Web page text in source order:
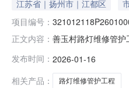
江苏省｜扬州市｜江都区
项目编号：
正文内容： 善玉村路灯维修管
来源已落实，现委
量：
发布时间： 2026-01-16
相关产品：
路灯维修管护工程